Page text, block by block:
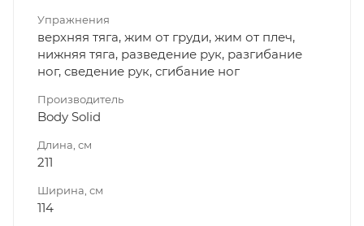
Упражнения
верхняя тяга, жим от груди, жим от плеч,
нижняя тяга, разведение рук, разгибание
ног, сведение рук, сгибание ног
Производитель
Body Solid
Длина, см
211
Ширина, см
114